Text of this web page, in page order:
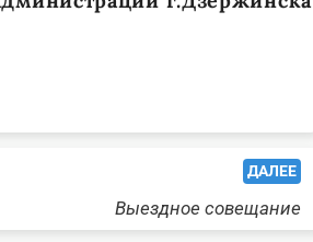
ДАЛЕЕ
Выездное совещание